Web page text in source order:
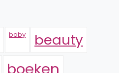
baby beauty
boeken